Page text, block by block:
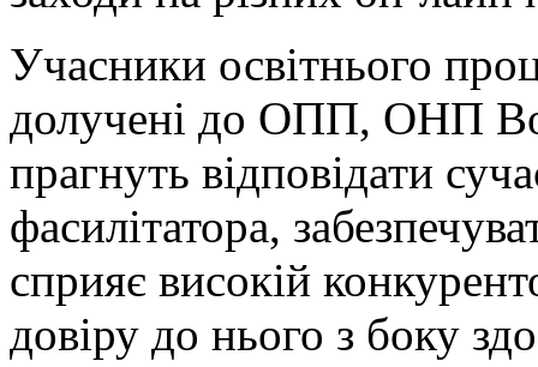
Учасники освітнього
долучені до ОПП, ОНП
прагнуть відповідати
фасилітатора,
сприяє високій
довіру до нього з боку